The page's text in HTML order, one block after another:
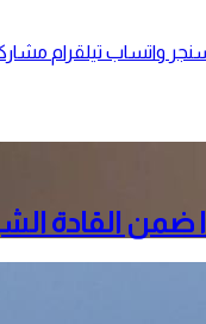
واتساب تيلقرام
القادة